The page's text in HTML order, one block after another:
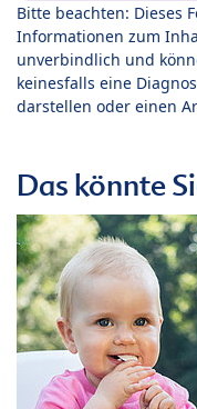
Bitte beachten: Dieses
Informationen zum
unverbindlich und
keinesfalls eine
darstellen oder einen
Das könnte